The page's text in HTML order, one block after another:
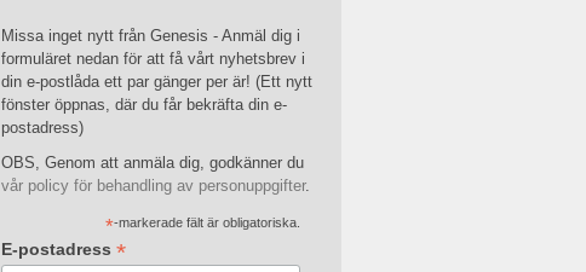
Missa inget nytt från Genesis - Anmäl dig i
formuläret nedan för att få vårt nyhetsbrev i
din e-postlåda ett par gänger per är! (Ett nytt
fönster öppnas, där du får bekräfta din e-
postadress)
OBS, Genom att anmäla dig, godkänner du
vår policy för behandling av personuppgifter.
*-markerade fält är obligatoriska.
E-postadress *